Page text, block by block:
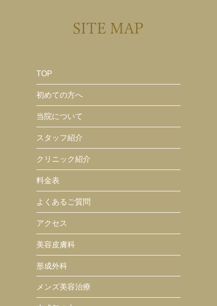
SITE MAP
TOP
初めての方へ
当院について
スタッフ紹介
クリニック紹介
料金表
よくあるご質問
アクセス
美容皮膚科
形成外科
メンズ美容治療